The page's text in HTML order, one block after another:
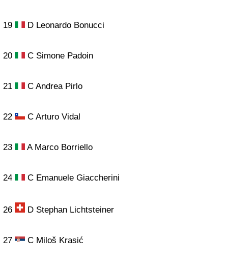
19 D Leonardo Bonucci
20 C Simone Padoin
21 C Andrea Pirlo
22 C Arturo Vidal
23 A Marco Borriello
24 C Emanuele Giaccherini
26 D Stephan Lichtsteiner
27 C Miloš Krasić